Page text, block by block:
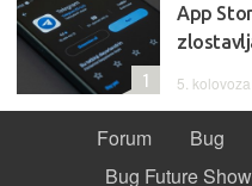
App
5. kolovoza
1
Forum Bug
Bug Future Show